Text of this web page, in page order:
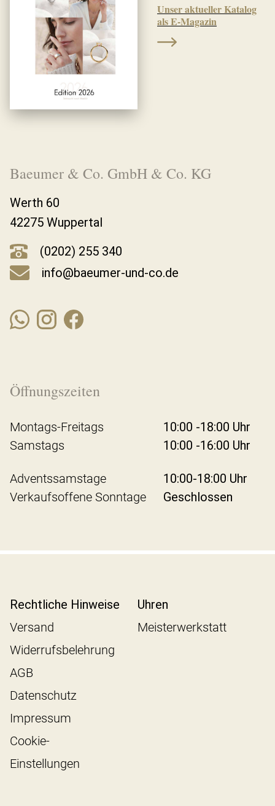
Unser aktueller Katalog
als E-Magazin
Baeumer & Co. GmbH & Co. KG
Werth 60
42275 Wuppertal
(0202) 255 340
info@baeumer-und-co.de
Öffnungszeiten
Montags-Freitags
10:00 -18:00 Uhr
Samstags
10:00 -16:00 Uhr
Adventssamstage
10:00-18:00 Uhr
Verkaufsoffene Sonntage
Geschlossen
Rechtliche Hinweise
Versand
Widerrufsbelehrung
AGB
Datenschutz
Impressum
Cookie-
Einstellungen
Uhren
Meisterwerkstatt